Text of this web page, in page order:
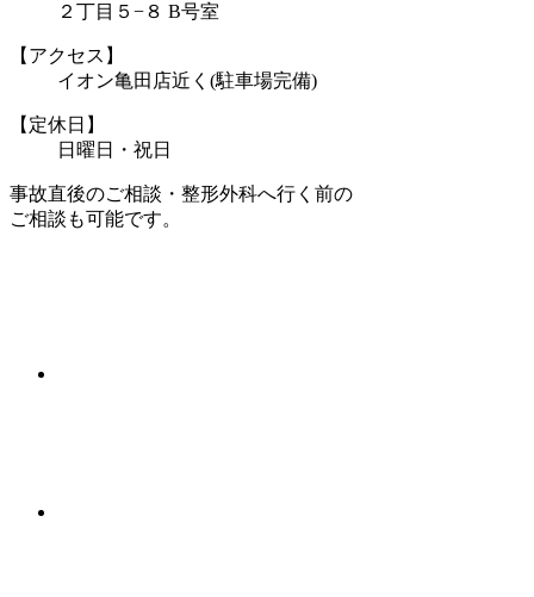
２丁目５−８ B号室
【アクセス】
イオン亀田店近く(駐車場完備)
【定休日】
日曜日・祝日
事故直後のご相談・整形外科へ行く前の
ご相談も可能です。